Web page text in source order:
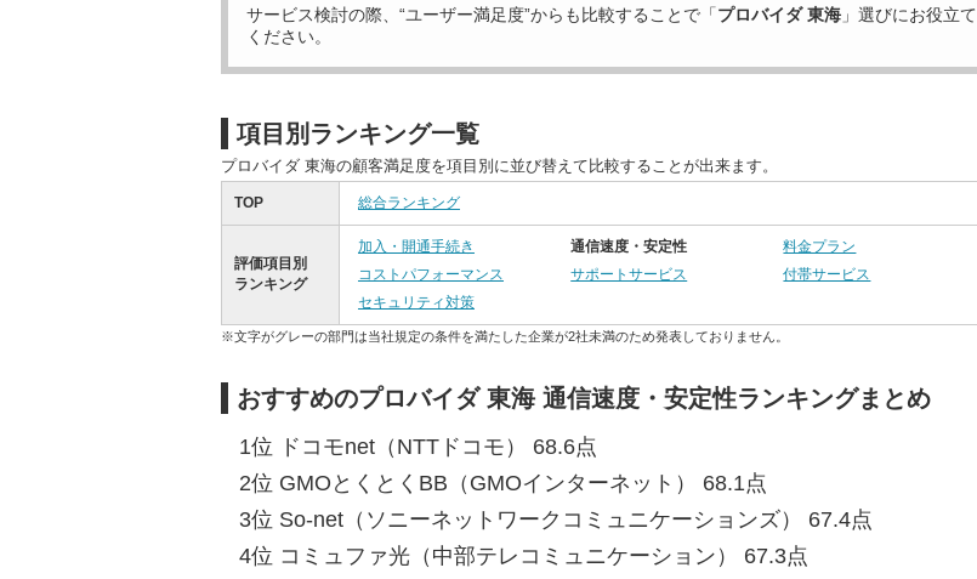
サービス検討の際、“ユーザー満足度”からも比較することで「プロバイダ 東海 」選びにお役立て
ください。
項目別ランキング一覧
プロバイダ 東海の顧客満足度を項目別に並び替えて比較することが出来ます。
TOP 総合ランキング
評価項目別
ランキング
加入・開通手続き 通信速度・安定性
料金プラン
コストパフォーマンス
サポートサービス
付帯サービス
セキュリティ対策
※文字がグレーの部門は当社規定の条件を満たした企業が2社未満のため発表しておりません。
おすすめのプロバイダ 東海 通信速度・安定性ランキングまとめ
1位 ドコモnet（NTTドコモ） 68.6点
2位 GMOとくとくBB（GMOインターネット） 68.1点
3位 So-net（ソニーネットワークコミュニケーションズ） 67.4点
4位 コミュファ光（中部テレコミュニケーション） 67.3点